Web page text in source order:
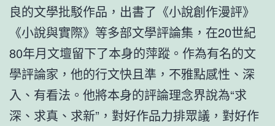
良的文學批駁作品，出書了《小說創作漫評》
《小說與實際》等多部文學評論集，在20世紀
80年月文壇留下了本身的萍蹤。作為有名的文
學評論家，他的行文快且準，不雅點感性、深
入、有看法。他將本身的評論理念界說為“求
深、求真、求新”，對好作品力排眾議，對好作